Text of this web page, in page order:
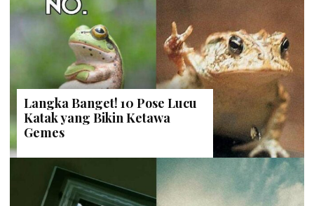
Langka Banget! 10 Pose Lucu
Katak yang Bikin Ketawa
Gemes